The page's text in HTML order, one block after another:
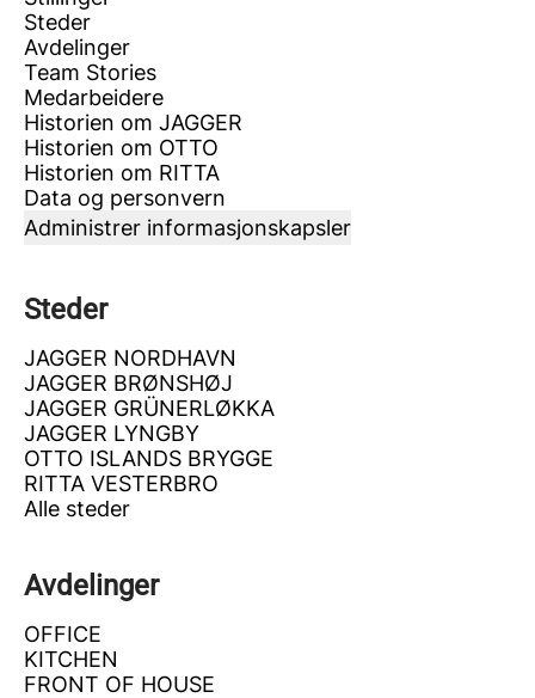
Steder
Avdelinger
Team Stories
Medarbeidere
Historien om JAGGER
Historien om OTTO
Historien om RITTA
Data og personvern
Administrer informasjonskapsler
Steder
JAGGER NORDHAVN
JAGGER BRØNSHØJ
JAGGER GRÜNERLØKKA
JAGGER LYNGBY
OTTO ISLANDS BRYGGE
RITTA VESTERBRO
Alle steder
Avdelinger
OFFICE
KITCHEN
FRONT OF HOUSE